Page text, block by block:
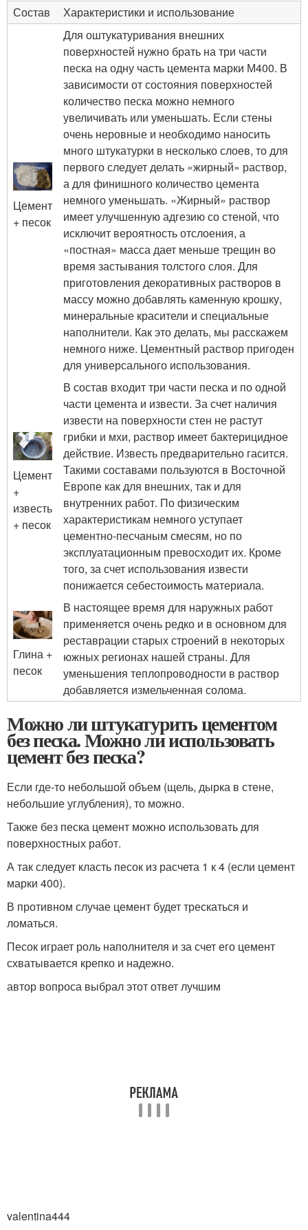
Состав Характеристики и использование
Цемент
+ песок
Для оштукатуривания внешних
поверхностей нужно брать на три части
песка на одну часть цемента марки М400. В
зависимости от состояния поверхностей
количество песка можно немного
увеличивать или уменьшать. Если стены
очень неровные и необходимо наносить
много штукатурки в несколько слоев, то для
первого следует делать «жирный» раствор,
а для финишного количество цемента
немного уменьшать. «Жирный» раствор
имеет улучшенную адгезию со стеной, что
исключит вероятность отслоения, а
«постная» масса дает меньше трещин во
время застывания толстого слоя. Для
приготовления декоративных растворов в
массу можно добавлять каменную крошку,
минеральные красители и специальные
наполнители. Как это делать, мы расскажем
немного ниже. Цементный раствор пригоден
для универсального использования.
Цемент
+
известь
+ песок
В состав входит три части песка и по одной
части цемента и извести. За счет наличия
извести на поверхности стен не растут
грибки и мхи, раствор имеет бактерицидное
действие. Известь предварительно гасится.
Такими составами пользуются в Восточной
Европе как для внешних, так и для
внутренних работ. По физическим
характеристикам немного уступает
цементно-песчаным смесям, но по
эксплуатационным превосходит их. Кроме
того, за счет использования извести
понижается себестоимость материала.
Глина +
песок
В настоящее время для наружных работ
применяется очень редко и в основном для
реставрации старых строений в некоторых
южных регионах нашей страны. Для
уменьшения теплопроводности в раствор
добавляется измельченная солома.
Можно ли штукатурить цементом
без песка. Можно ли использовать
цемент без песка?
Если где-то небольшой объем (щель, дырка в стене,
небольшие углубления), то можно.
Также без песка цемент можно использовать для
поверхностных работ.
А так следует класть песок из расчета 1 к 4 (если цемент
марки 400).
В противном случае цемент будет трескаться и
ломаться.
Песок играет роль наполнителя и за счет его цемент
схватывается крепко и надежно.
автор вопроса выбрал этот ответ лучшим
valen­tina4­44